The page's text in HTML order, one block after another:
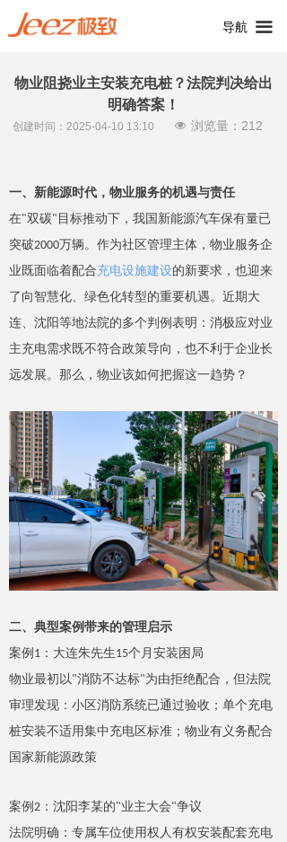
导航 끀
物业阻挠业主安装充电桩？法院判决给出
明确答案！
一、新能源时代，物业服务的机遇与责任
在"双碳" 目标推动下，我国新能源汽车保有量已
突破2000万辆。作为社区管理主体，物业服务企
业既面临着配合充电设施建设的新要求，也迎来
了向智慧化、绿色化转型的重要机遇。近期大
连、沈阳等地法院的多个判例表明：消极应对业
主充电需求既不符合政策导向，也不利于企业长
远发展。那么，物业该如何把握这一趋势？
二、典型案例带来的管理启示
案例 1 ：大连朱先生15个月安装困局
物业最初 以"消防不达标"为由拒绝配合，但法院
审理发现：小区消防系统已通过验收 ； 单个充电
桩安装不适用集中充电区标准 ； 物业有义务配合
国家新能源政策
案例2 ：沈阳李某的"业主大会"争议
法院明确：专属车位使用权人有权安装配套充电
创建时间： 2025-04-10 13:10 넶 浏览量： 212